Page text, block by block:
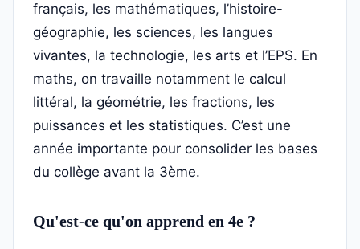
français, les mathématiques, l’histoire-
géographie, les sciences, les langues
vivantes, la technologie, les arts et l’EPS. En
maths, on travaille notamment le calcul
littéral, la géométrie, les fractions, les
puissances et les statistiques. C’est une
année importante pour consolider les bases
du collège avant la 3ème.
Qu'est-ce qu'on apprend en 4e ?